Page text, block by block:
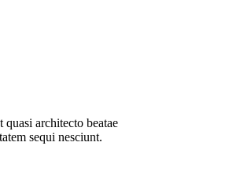
architecto beatae
sequi nesciunt.